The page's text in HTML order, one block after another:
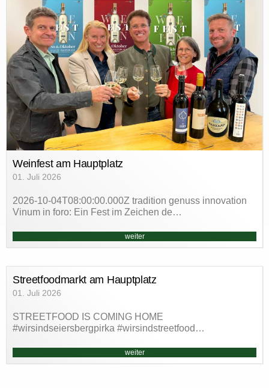
Weinfest am Hauptplatz
01. Juli 2026
2026-10-04T08:00:00.000Z tradition genuss innovation
Vinum in foro: Ein Fest im Zeichen de…
weiter
Streetfoodmarkt am Hauptplatz
01. Juli 2026
STREETFOOD IS COMING HOME
#wirsindseiersbergpirka #wirsindstreetfood…
weiter